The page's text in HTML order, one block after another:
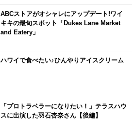
ABCストアがオシャレにアップデート!ワイ
キキの最旬スポット「Dukes Lane Market
and Eatery」
ハワイで食べたい♪ひんやりアイスクリーム
「プロトラベラーになりたい！」テラスハウ
スに出演した羽石杏奈さん【後編】